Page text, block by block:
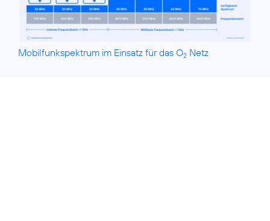
Mobilfunkspektrum im Einsatz für das O2 Netz